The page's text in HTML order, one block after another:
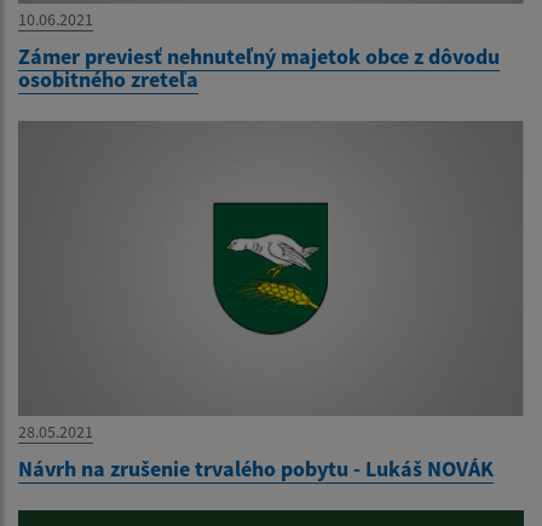
10.06.2021
Zámer previesť nehnuteľný majetok obce z dôvodu
osobitného zreteľa
28.05.2021
Návrh na zrušenie trvalého pobytu - Lukáš NOVÁK